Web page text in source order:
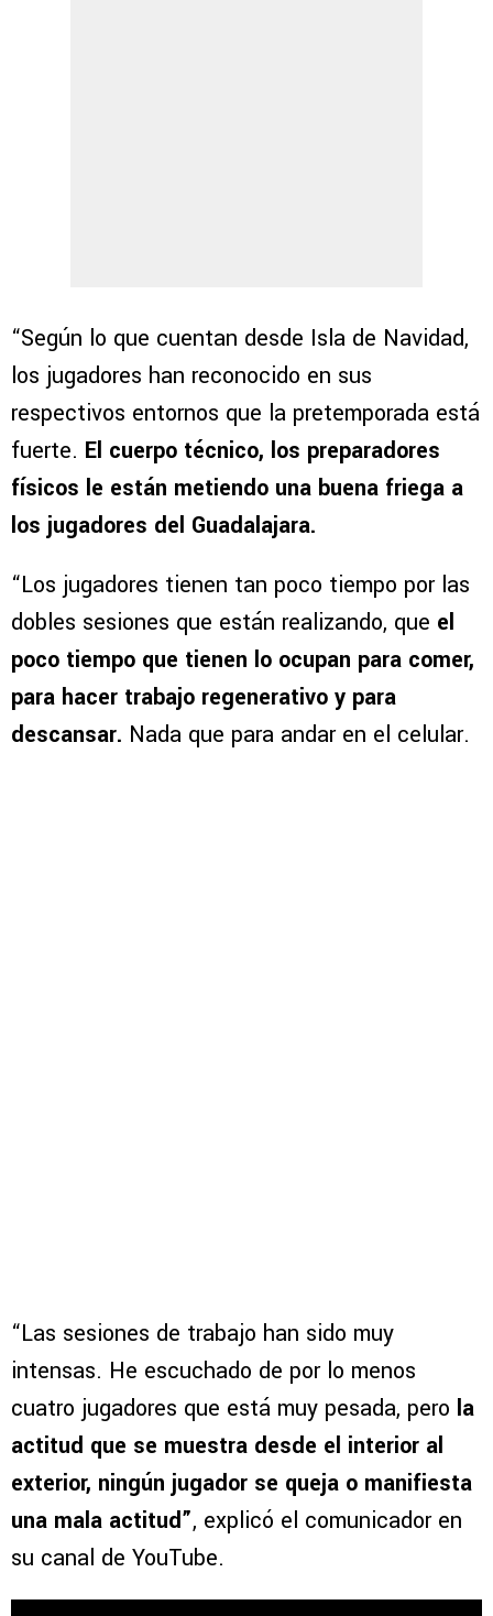
“Según lo que cuentan desde Isla de Navidad,
los jugadores han reconocido en sus
respectivos entornos que la pretemporada está
fuerte. El cuerpo técnico, los preparadores
físicos le están metiendo una buena friega a
los jugadores del Guadalajara.
“Los jugadores tienen tan poco tiempo por las
dobles sesiones que están realizando, que el
poco tiempo que tienen lo ocupan para comer,
para hacer trabajo regenerativo y para
descansar. Nada que para andar en el celular.
“Las sesiones de trabajo han sido muy
intensas. He escuchado de por lo menos
cuatro jugadores que está muy pesada, pero la
actitud que se muestra desde el interior al
exterior, ningún jugador se queja o manifiesta
una mala actitud”, explicó el comunicador en
su canal de YouTube.